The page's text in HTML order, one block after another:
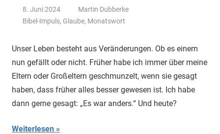
8. Juni 2024
Martin Dubberke
Bibel-Impuls, Glaube, Monatswort
Unser Leben besteht aus Veränderungen. Ob es einem
nun gefällt oder nicht. Früher habe ich immer über meine
Eltern oder Großeltern geschmunzelt, wenn sie gesagt
haben, dass früher alles besser gewesen ist. Ich habe
dann gerne gesagt: „Es war anders.“ Und heute?
Weiterlesen